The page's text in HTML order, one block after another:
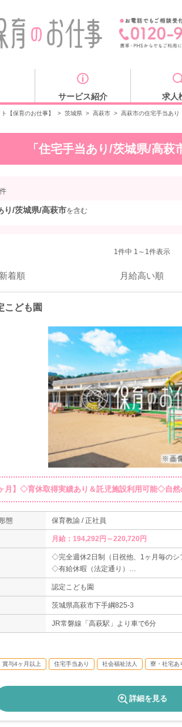
サービス紹介 求人
【保育のお仕事】 > 茨城県 > 高萩市 > 高萩市の住宅手当あり
「住宅手当あり/茨城県/高萩
り/茨城県/高萩市を含む
1件中 1～1件表示
新着順 月給高い順
こども園
月】◇育休取得実績あり＆託児施設利用可能◇自
態 保育教諭 / 正社員
月給：194,292円～220,720円
◇完全週休2日制（日祝他、1ヶ月毎の
◇有給休暇（法定通り）
◇季節休暇による有給休暇消化促進
◇誕生日休暇
◇育休取得実績あり
◇年間休日数105日
認定こども園
茨城県高萩市下手綱825-3
JR常磐線「高萩駅」より車で6分
賞与4ヶ月以上 住宅手当あり 社会福祉法人 寮・社宅あ
詳細を見る